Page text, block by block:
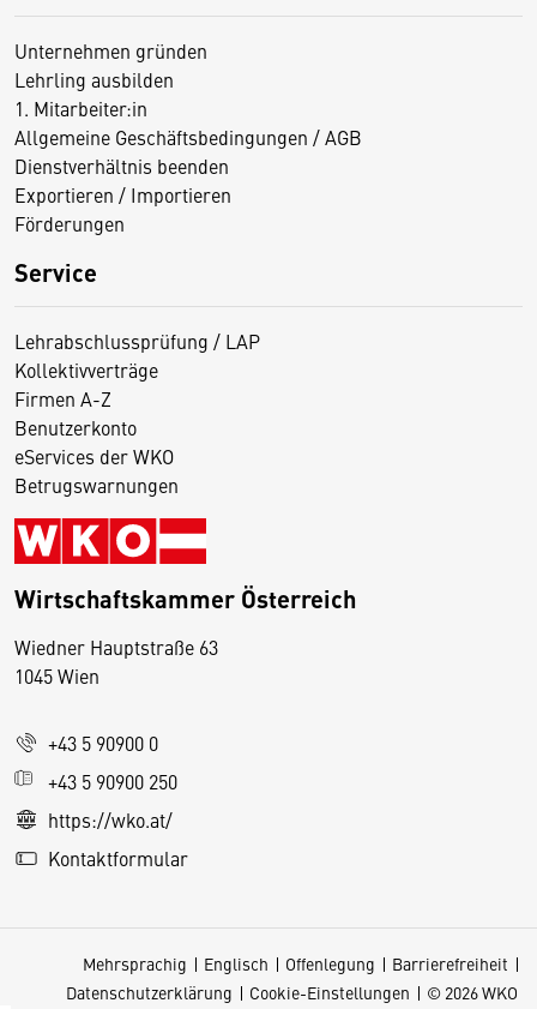
Unternehmen gründen
Lehrling ausbilden
1. Mitarbeiter:in
Allgemeine Geschäftsbedingungen / AGB
Dienstverhältnis beenden
Exportieren / Importieren
Förderungen
Service
Lehrabschlussprüfung / LAP
Kollektivverträge
Firmen A-Z
Benutzerkonto
eServices der WKO
Betrugswarnungen
Wirtschaftskammer Österreich
Wiedner Hauptstraße 63
1045 Wien
+43 5 90900 0
+43 5 90900 250
https://wko.at/
Kontaktformular
Mehrsprachig Englisch Offenlegung
Barrierefreiheit
Datenschutzerklärung
Cookie-Einstellungen © 2026 WKO
D
s
e
S
e